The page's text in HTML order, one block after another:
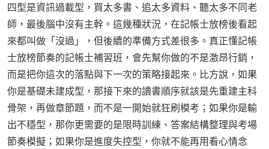
四型是資訊過載型，買太多書、追太多資料、聽太多不同老
師，最後腦中沒有主幹。這幾種狀況，在記帳士放榜後看起
來都叫做「沒過」，但後續的準備方式差很多。真正懂記帳
士放榜節奏的記帳士補習班，會先幫你做的不是激昂行銷，
而是把你這次的落點與下一次的策略接起來。比方說，如果
你是基礎未建成型，那接下來的讀書順序就該是先重建主科
骨架，再做章節題，而不是一開始就狂刷模考；如果你是輸
出不穩型，那你更需要的是限時訓練、答案結構整理與考場
節奏模擬；如果你是進度失控型，你就不能再用看心情念